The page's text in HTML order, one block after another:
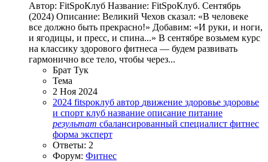
Автор: FitSpoКлуб Название: FitSpoКлуб. Сентябрь
(2024) Описание: Великий Чехов сказал: «В человеке
все должно быть прекрасно!» Добавим: «И руки, и ноги,
и ягодицы, и пресс, и спина...» В сентябре возьмем курс
на классику здорового фитнеса — будем развивать
гармонично все тело, чтобы через...
Брат Тук
Тема
2 Ноя 2024
2024 fitspoклуб автор движение здоровье здоровье
и спорт клуб название описание питание
результат сбалансированный специалист фитнес
форма эксперт
Ответы: 2
Форум: Фитнес